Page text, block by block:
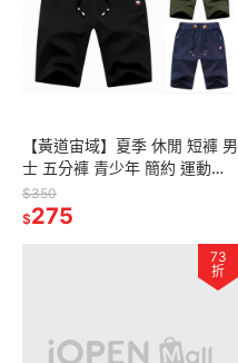
【黃道宙域】夏季 休閒 短褲 男
士 五分褲 青少年 簡約 運動褲
大碼 男褲 沙灘褲 棉褲 男裝
$350
$275
73
折